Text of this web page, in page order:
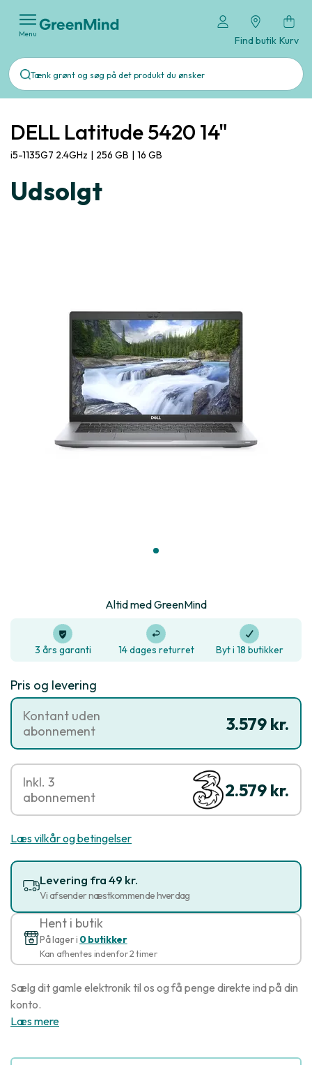
Menu
Find butik Kurv
DELL Latitude 5420 14"
i5-1135G7 2.4GHz | 256 GB | 16 GB
Udsolgt
Altid med GreenMind
3 års garanti 14 dages returret Byt i 18 butikker
Pris og levering
3.579 kr.
Kontant uden
abonnement
2.579 kr.
Inkl. 3
abonnement
Læs vilkår og betingelser
Levering fra 49 kr.
Vi afsender næstkommende hverdag
Hent i butik
På lager i 0 butikker
Kan afhentes indenfor 2 timer
Sælg dit gamle elektronik til os og få penge direkte ind på din
konto.
Læs mere